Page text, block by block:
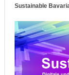
Sustainable